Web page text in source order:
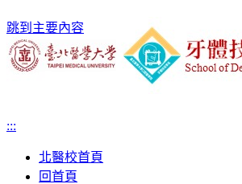
跳到主要內容
:::
北醫校首頁
回首頁